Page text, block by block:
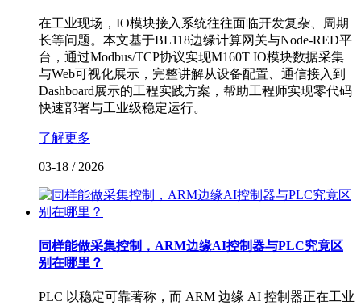
在工业现场，IO模块接入系统往往面临开发复杂、周期
长等问题。本文基于BL118边缘计算网关与Node-RED平
台，通过Modbus/TCP协议实现M160T IO模块数据采集
与Web可视化展示，完整讲解从设备配置、通信接入到
Dashboard展示的工程实践方案，帮助工程师实现零代码
快速部署与工业级稳定运行。
了解更多
03-18 / 2026
同样能做采集控制，ARM边缘AI控制器与PLC究竟区
别在哪里？
PLC 以稳定可靠著称，而 ARM 边缘 AI 控制器正在工业